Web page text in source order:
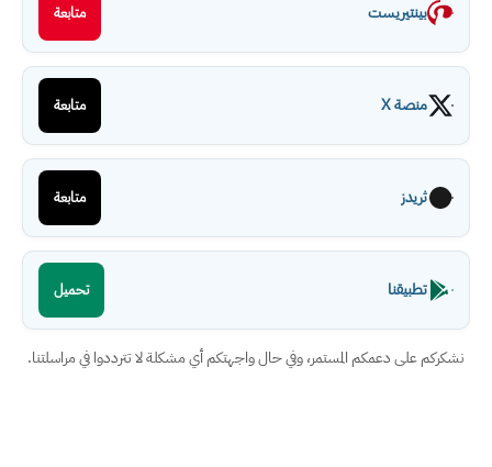
بينتيريست متابعة
منصة X متابعة
ثريدز متابعة
تطبيقنا تحميل
نشكركم على دعمكم المستمر، وفي حال واجهتكم أي مشكلة لا تترددوا في مراسلتنا.